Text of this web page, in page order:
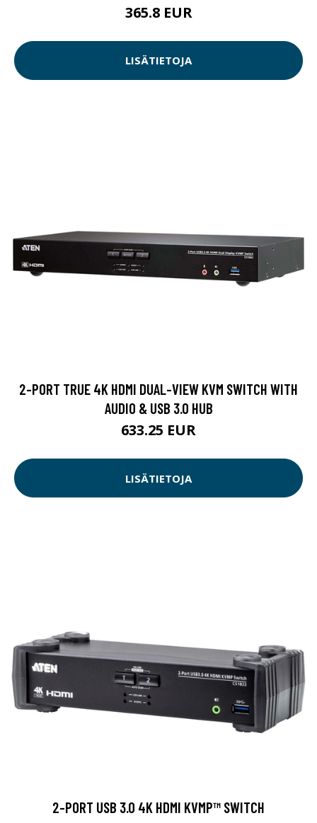
365.8 EUR
LISÄTIETOJA
2-PORT TRUE 4K HDMI DUAL-VIEW KVM SWITCH WITH
AUDIO & USB 3.0 HUB
633.25 EUR
LISÄTIETOJA
2-PORT USB 3.0 4K HDMI KVMP™ SWITCH